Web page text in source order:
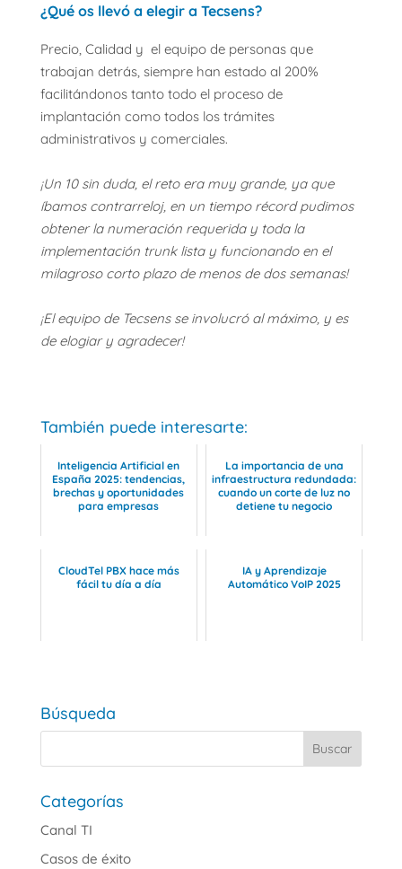
¿Qué os llevó a elegir a Tecsens?
Precio, Calidad y el equipo de personas que
trabajan detrás, siempre han estado al 200%
facilitándonos tanto todo el proceso de
implantación como todos los trámites
administrativos y comerciales.
¡Un 10 sin duda, el reto era muy grande, ya que
íbamos contrarreloj, en un tiempo récord pudimos
obtener la numeración requerida y toda la
implementación trunk lista y funcionando en el
milagroso corto plazo de menos de dos semanas!
¡El equipo de Tecsens se involucró al máximo, y es
de elogiar y agradecer!
También puede interesarte:
Inteligencia Artificial en
España 2025: tendencias,
brechas y oportunidades
para empresas
La importancia de una
infraestructura redundada:
cuando un corte de luz no
detiene tu negocio
CloudTel PBX hace más
fácil tu día a día
IA y Aprendizaje
Automático VoIP 2025
Búsqueda
Categorías
Canal TI
Casos de éxito